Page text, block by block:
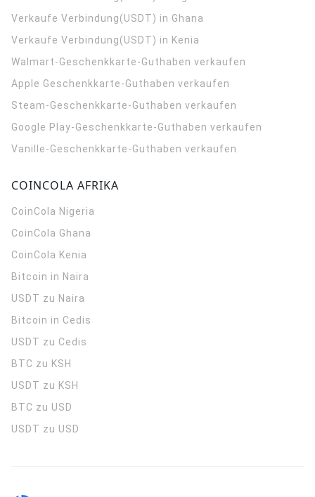
Verkaufe Verbindung(USDT) in Ghana
Verkaufe Verbindung(USDT) in Kenia
Walmart-Geschenkkarte-Guthaben verkaufen
Apple Geschenkkarte-Guthaben verkaufen
Steam-Geschenkkarte-Guthaben verkaufen
Google Play-Geschenkkarte-Guthaben verkaufen
Vanille-Geschenkkarte-Guthaben verkaufen
COINCOLA AFRIKA
CoinCola Nigeria
CoinCola Ghana
CoinCola Kenia
Bitcoin in Naira
USDT zu Naira
Bitcoin in Cedis
USDT zu Cedis
BTC zu KSH
USDT zu KSH
BTC zu USD
USDT zu USD